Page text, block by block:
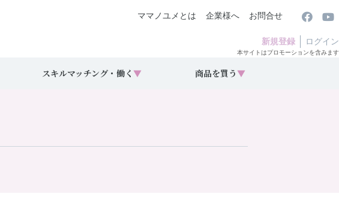
ママノユメとは 企業様へ お問合せ
新規登録 ログイン
本サイトはプロモーションを含みます
スキルマッチング・働く ▼ 商品を買う ▼